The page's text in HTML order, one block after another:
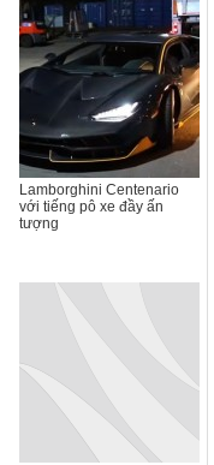
Lamborghini Centenario
với tiếng pô xe đầy ấn
tượng